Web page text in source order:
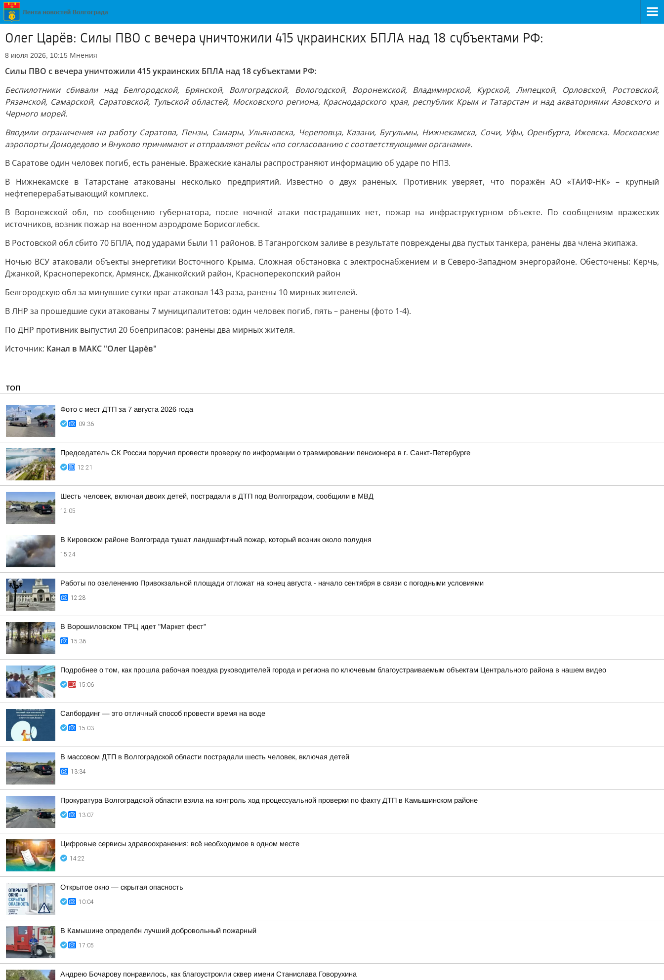
Олег Царёв: Силы ПВО с вечера уничтожили 415 украинских БПЛА над 18 субъектами РФ:
8 июля 2026, 10:15 Мнения
Силы ПВО с вечера уничтожили 415 украинских БПЛА над 18 субъектами РФ:
Беспилотники сбивали над Белгородской, Брянской, Волгоградской, Вологодской, Воронежской, Владимирской, Курской, Липецкой, Орловской, Ростовской,
Рязанской, Самарской, Саратовской, Тульской областей, Московского региона, Краснодарского края, республик Крым и Татарстан и над акваториями Азовского и
Черного морей.
Вводили ограничения на работу Саратова, Пензы, Самары, Ульяновска, Череповца, Казани, Бугульмы, Нижнекамска, Сочи, Уфы, Оренбурга, Ижевска. Московские
аэропорты Домодедово и Внуково принимают и отправляют рейсы «по согласованию с соответствующими органами».
В Саратове один человек погиб, есть раненые. Вражеские каналы распространяют информацию об ударе по НПЗ.
В Нижнекамске в Татарстане атакованы несколько предприятий. Известно о двух раненых. Противник уверяет, что поражён АО «ТАИФ-НК» – крупный
нефтеперерабатывающий комплекс.
В Воронежской обл, по сообщению губернатора, после ночной атаки пострадавших нет, пожар на инфраструктурном объекте. По сообщениям вражеских
источников, возник пожар на военном аэродроме Борисоглебск.
В Ростовской обл сбито 70 БПЛА, под ударами были 11 районов. В Таганрогском заливе в результате повреждены два пустых танкера, ранены два члена экипажа.
Ночью ВСУ атаковали объекты энергетики Восточного Крыма. Сложная обстановка с электроснабжением и в Северо-Западном энергорайоне. Обесточены: Керчь,
Джанкой, Красноперекопск, Армянск, Джанкойский район, Красноперекопский район
Белгородскую обл за минувшие сутки враг атаковал 143 раза, ранены 10 мирных жителей.
В ЛНР за прошедшие суки атакованы 7 муниципалитетов: один человек погиб, пять – ранены (фото 1-4).
По ДНР противник выпустил 20 боеприпасов: ранены два мирных жителя.
Источник: Канал в МАКС "Олег Царёв"
ТОП
Фото с мест ДТП за 7 августа 2026 года
09:36
Председатель СК России поручил провести проверку по информации о травмировании пенсионера в г. Санкт-Петербурге
12:21
Шесть человек, включая двоих детей, пострадали в ДТП под Волгоградом, сообщили в МВД
12:05
В Кировском районе Волгограда тушат ландшафтный пожар, который возник около полудня
15:24
Работы по озеленению Привокзальной площади отложат на конец августа - начало сентября в связи с погодными условиями
12:28
В Ворошиловском ТРЦ идет "Маркет фест"
15:36
Подробнее о том, как прошла рабочая поездка руководителей города и региона по ключевым благоустраиваемым объектам Центрального района в нашем видео
15:06
Сапбординг — это отличный способ провести время на воде
15:03
В массовом ДТП в Волгоградской области пострадали шесть человек, включая детей
13:34
Прокуратура Волгоградской области взяла на контроль ход процессуальной проверки по факту ДТП в Камышинском районе
13:07
Цифровые сервисы здравоохранения: всё необходимое в одном месте
14:22
Открытое окно — скрытая опасность
10:04
В Камышине определён лучший добровольный пожарный
17:05
Андрею Бочарову понравилось, как благоустроили сквер имени Станислава Говорухина